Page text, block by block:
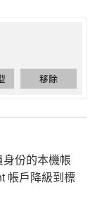
份的本機帳
帳戶降級到標